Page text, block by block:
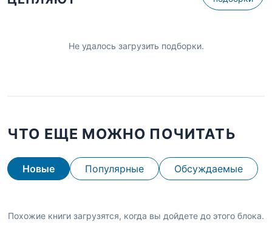
Не удалось загрузить подборки.
ЧТО ЕЩЕ МОЖНО ПОЧИТАТЬ
Новые Популярные Обсуждаемые
Похожие книги загрузятся, когда вы дойдете до этого блока.